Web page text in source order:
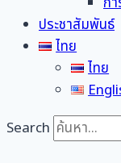
ประชาสัมพันธ์
ไทย
ไทย
Search